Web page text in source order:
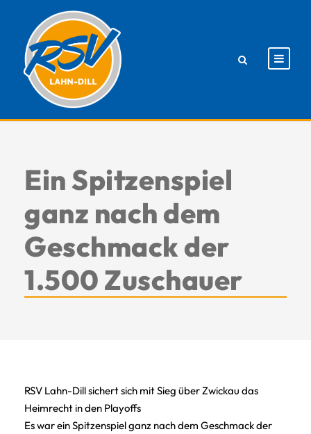
Ein Spitzenspiel
ganz nach dem
Geschmack der
1.500 Zuschauer
RSV Lahn-Dill sichert sich mit Sieg über Zwickau das
Heimrecht in den Playoffs
Es war ein Spitzenspiel ganz nach dem Geschmack der